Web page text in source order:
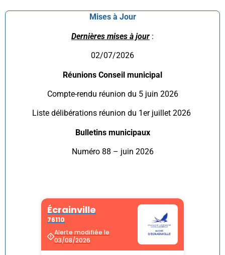
Mises à Jour
Dernières mises à jour :
02/07/2026
Réunions Conseil municipal
Compte-rendu réunion du 5 juin 2026
Liste délibérations réunion du 1er juillet 2026
Bulletins municipaux
Numéro 88 – juin 2026